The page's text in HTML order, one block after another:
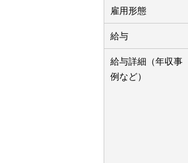
雇用形態
給与
給与詳細（年収事
例など）